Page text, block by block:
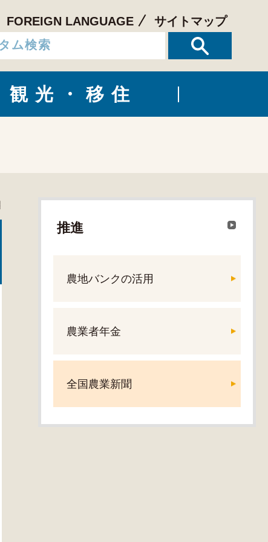
FOREIGN LANGUAGE サイトマップ
観光・移住
推進
農地バンクの活用
農業者年金
全国農業新聞